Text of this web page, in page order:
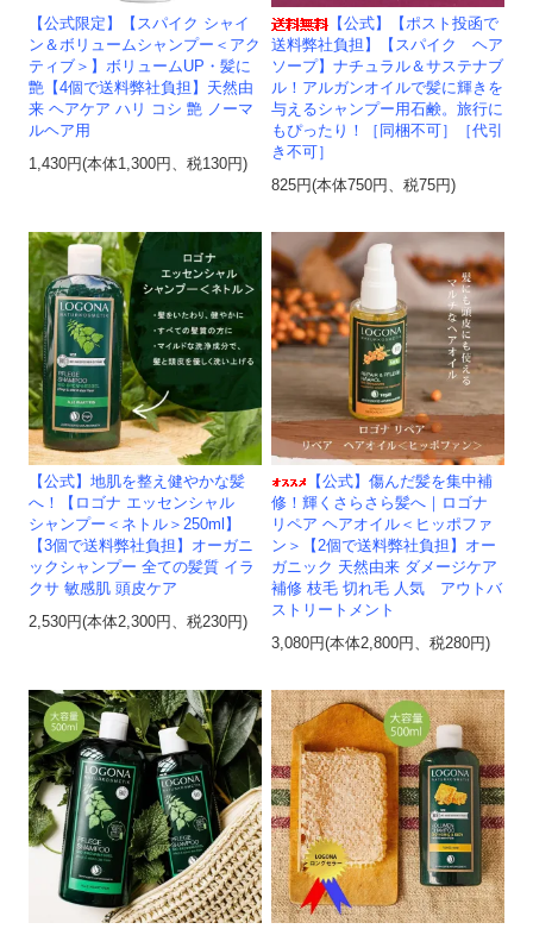
【公式限定】【スパイク シャイ
ン＆ボリュームシャンプー＜アク
ティブ＞】ボリュームUP・髪に
艶【4個で送料弊社負担】天然由
来 ヘアケア ハリ コシ 艶 ノーマ
ルヘア用
1,430円(本体1,300円、税130円)
【公式】【ポスト投函で
送料弊社負担】【スパイク ヘア
ソープ】ナチュラル＆サステナブ
ル！アルガンオイルで髪に輝きを
与えるシャンプー用石鹸。旅行に
もぴったり！［同梱不可］［代引
き不可］
825円(本体750円、税75円)
【公式】地肌を整え健やかな髪
へ！【ロゴナ エッセンシャル
シャンプー＜ネトル＞250ml】
【3個で送料弊社負担】オーガニ
ックシャンプー 全ての髪質 イラ
クサ 敏感肌 頭皮ケア
2,530円(本体2,300円、税230円)
【公式】傷んだ髪を集中補
修！輝くさらさら髪へ｜ロゴナ
リペア ヘアオイル＜ヒッポファ
ン＞【2個で送料弊社負担】オー
ガニック 天然由来 ダメージケア
補修 枝毛 切れ毛 人気 アウトバ
ストリートメント
3,080円(本体2,800円、税280円)